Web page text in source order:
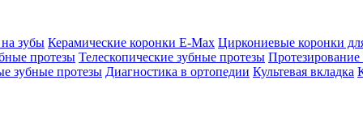
зубы Керамические коронки E-Max Циркониевые коронки
протезы Телескопические зубные протезы
зубные протезы Диагностика в ортопедии Культевая вкладка